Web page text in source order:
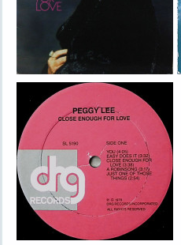
Peggy Lee – Peggy Lee
Peggy Lee – Peggy Lee